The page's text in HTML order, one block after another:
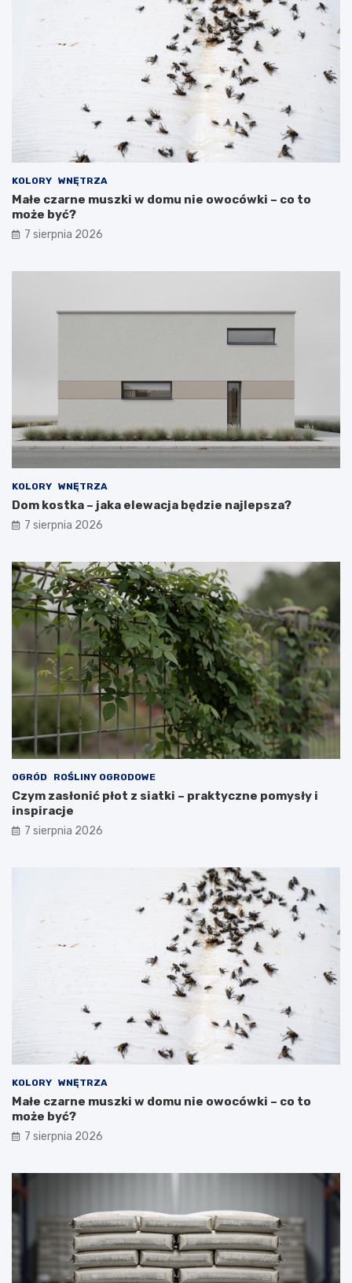
KOLORY WNĘTRZA
Małe czarne muszki w domu nie owocówki – co to
może być?
7 sierpnia 2026
KOLORY WNĘTRZA
Dom kostka – jaka elewacja będzie najlepsza?
7 sierpnia 2026
OGRÓD ROŚLINY OGRODOWE
Czym zasłonić płot z siatki – praktyczne pomysły i
inspiracje
7 sierpnia 2026
KOLORY WNĘTRZA
Małe czarne muszki w domu nie owocówki – co to
może być?
7 sierpnia 2026